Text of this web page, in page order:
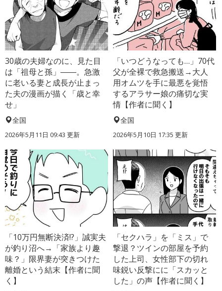
30歳の夫婦なのに、見た目
は「祖母と孫」――。急激
に老いる妻と成長が止まっ
た夫の漫画が描く「歳と幸
せ」
全国
2026年5月11日 09:43 更新
「いつどうなっても…」70代
父が全裸で救急搬送→大人
用オムツを手に最悪を覚悟
するアラサー娘の痛切な実
情【作者に聞く】
全国
2026年5月10日 17:35 更新
「10万円無断決済!?」誠実夫
が釣り沼へ→「家族より趣
味？」限界妻が突きつけた
離婚という結末【作者に聞
く】
「セクハラ」を「ミス」で
撃退？ツインの部屋を予約
した上司、女性部下の切れ
味鋭い反撃にに「スカッと
した」の声【作者に聞く】